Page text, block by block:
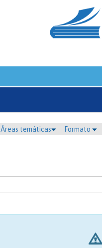
Áreas temáticas Formato